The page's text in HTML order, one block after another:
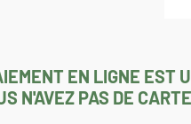
EN LIGNE EST
N'AVEZ PAS DE